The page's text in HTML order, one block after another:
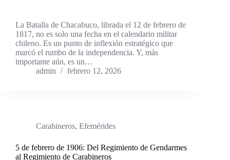
La Batalla de Chacabuco, librada el 12 de febrero de
1817, no es solo una fecha en el calendario militar
chileno. Es un punto de inflexión estratégico que
marcó el rumbo de la independencia. Y, más
importante aún, es un…
admin
febrero 12, 2026
Carabineros, Efemérides
5 de febrero de 1906: Del Regimiento de Gendarmes
al Regimiento de Carabineros